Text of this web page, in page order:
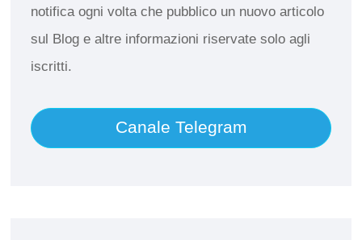
notifica ogni volta che pubblico un nuovo articolo
sul Blog e altre informazioni riservate solo agli
iscritti.
Canale Telegram